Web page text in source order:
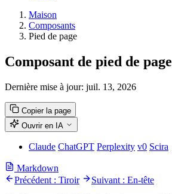
Maison
Composants
Pied de page
Composant de pied de page
Dernière mise à jour: juil. 13, 2026
Copier la page
Ouvrir en IA
Claude ChatGPT Perplexity v0 Scira
Markdown
Précédent : Tiroir
Suivant : En-tête